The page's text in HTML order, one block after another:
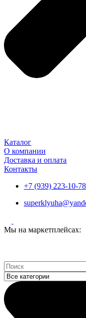
Каталог
О компании
Доставка и оплата
Контакты
+7 (939) 223-10-78
Мы на маркетплейсах:
Search
...